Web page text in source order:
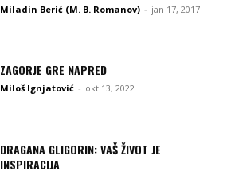
Miladin Berić (M. B. Romanov) - jan 17, 2017
ZAGORJE GRE NAPRED
Miloš Ignjatović - okt 13, 2022
DRAGANA GLIGORIN: VAŠ ŽIVOT JE
INSPIRACIJA